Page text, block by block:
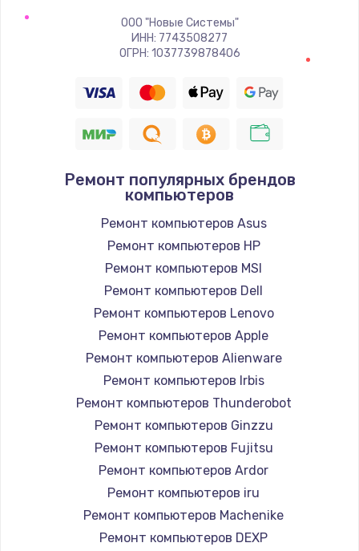
ООО "Новые Системы"
ИНН: 7743508277
ОГРН: 1037739878406
Ремонт популярных брендов
компьютеров
Ремонт компьютеров Asus
Ремонт компьютеров HP
Ремонт компьютеров MSI
Ремонт компьютеров Dell
Ремонт компьютеров Lenovo
Ремонт компьютеров Apple
Ремонт компьютеров Alienware
Ремонт компьютеров Irbis
Ремонт компьютеров Thunderobot
Ремонт компьютеров Ginzzu
Ремонт компьютеров Fujitsu
Ремонт компьютеров Ardor
Ремонт компьютеров iru
Ремонт компьютеров Machenike
Ремонт компьютеров DEXP